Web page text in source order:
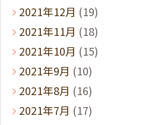
2021年12月 (19)
2021年11月 (18)
2021年10月 (15)
2021年9月 (10)
2021年8月 (16)
2021年7月 (17)